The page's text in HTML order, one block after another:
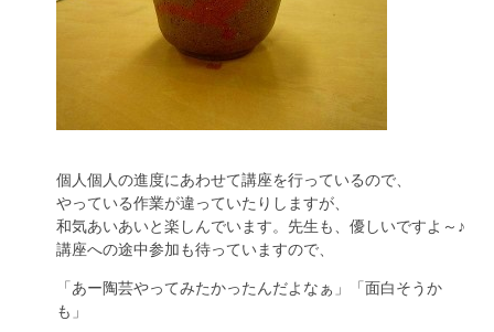
個人個人の進度にあわせて講座を行っているので、
やっている作業が違っていたりしますが、
和気あいあいと楽しんでいます。先生も、優しいですよ～♪
講座への途中参加も待っていますので、
「あー陶芸やってみたかったんだよなぁ」「面白そうか
も」